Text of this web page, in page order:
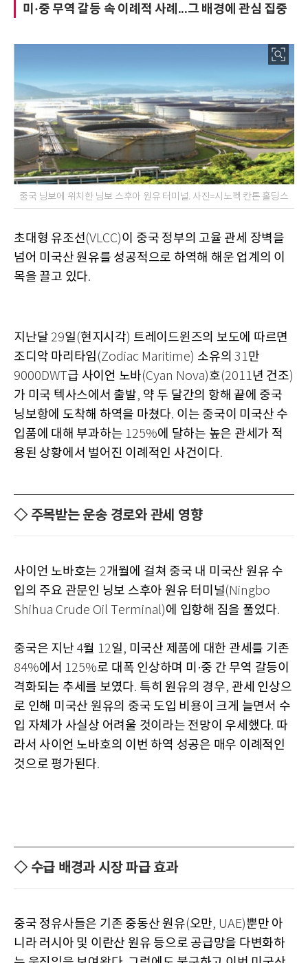
미·중 무역 갈등 속 이례적 사례...그 배경에 관심 집중
중국 닝보에 위치한 닝보 스후아 원유 터미널. 사진=시노펙 칸톤 홀딩스
초대형 유조선(VLCC)이 중국 정부의 고율 관세 장벽을
넘어 미국산 원유를 성공적으로 하역해 해운 업계의 이
목을 끌고 있다.
지난달 29일 (현지시각) 트레이드윈즈의 보도에 따르면
조디악 마리타임 (Zodiac Maritime) 소유의 31만
9000DWT 급 사이언 노바(Cyan Nova)호(2011년 건조)
가 미국 텍사스에서 출발, 약 두 달간의 항해 끝에 중국
닝보항에 도착해 하역을 마쳤다. 이는 중국이 미국산 수
입품에 대해 부과하는 125%에 달하는 높은 관세가 적
용된 상황에서 벌어진 이례적인 사건이다.
◇ 주목받는 운송 경로와 관세 영향
사이언 노바호는 2개월에 걸쳐 중국 내 미국산 원유 수
입의 주요 관문인 닝보 스후아 원유 터미널(Ningbo
Shihua Crude Oil Terminal)에 입항해 짐을 풀었다.
중국은 지난 4월 12일, 미국산 제품에 대한 관세를 기존
84%에서 125%로 대폭 인상하며 미·중 간 무역 갈등이
격화되는 추세를 보였다. 특히 원유의 경우, 관세 인상으
로 인해 미국산 원유의 중국 도입 비용이 크게 늘면서 수
입 자체가 사실상 어려울 것이라는 전망이 우세했다. 따
라서 사이언 노바호의 이번 하역 성공은 매우 이례적인
것으로 평가된다.
◇ 수급 배경과 시장 파급 효과
중국 정유사들은 기존 중동산 원유(오만, UAE)뿐만 아
니라 러시아 및 이란산 원유 등으로 공급망을 다변화하